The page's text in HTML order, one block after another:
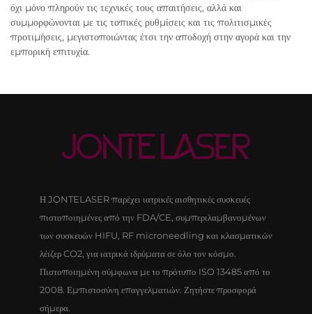
όχι μόνο πληρούν τις τεχνικές τους απαιτήσεις, αλλά και
συμμορφώνονται με τις τοπικές ρυθμίσεις και τις πολιτισμικές
προτιμήσεις, μεγιστοποιώντας έτσι την αποδοχή στην αγορά και την
εμπορική επιτυχία.
Η JONTELASER παρέχει ιατρικές αισθητικές συσκευές
πιστοποιημένες από την FDA/CE, συμπεριλαμβανομένων
των συσκευών HIFU, RF microneedling και κλασματικών
λέιζερ CO2, για ιατρικά ιδρύματα σε όλο τον κόσμο.
Πιστοποιημένη σύμφωνα με το πρότυπο ISO 13485 από το
2008. Εμπιστοσύνη επαγγελματιών. Ζητήστε προσφορά
σήμερα.